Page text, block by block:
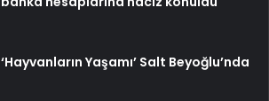
‘Hayvanların Yaşamı’ Salt Beyoğlu’nda